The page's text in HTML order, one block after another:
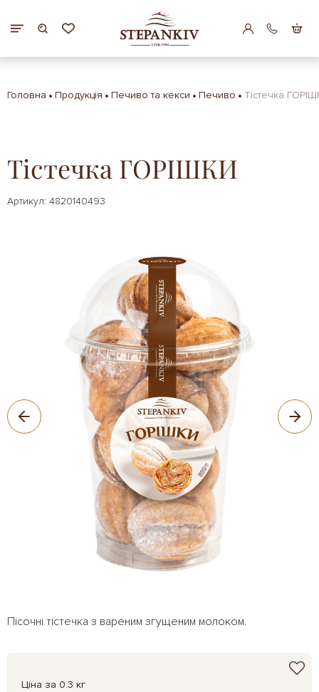
Головна Продукція Печиво та кекси Печиво Тістечка
Тістечка ГОРІШКИ
Артикул: 4820140493
Пісочні тістечка з вареним згущеним молоком.
Ціна за 0.3 кг